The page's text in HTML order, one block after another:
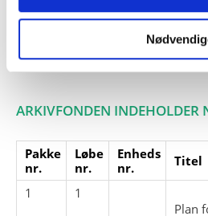
ARKIVFONDEN INDEHOLDER
Pakke
nr.
Løbe
nr.
Enheds
nr.
Titel
1
1
Plan